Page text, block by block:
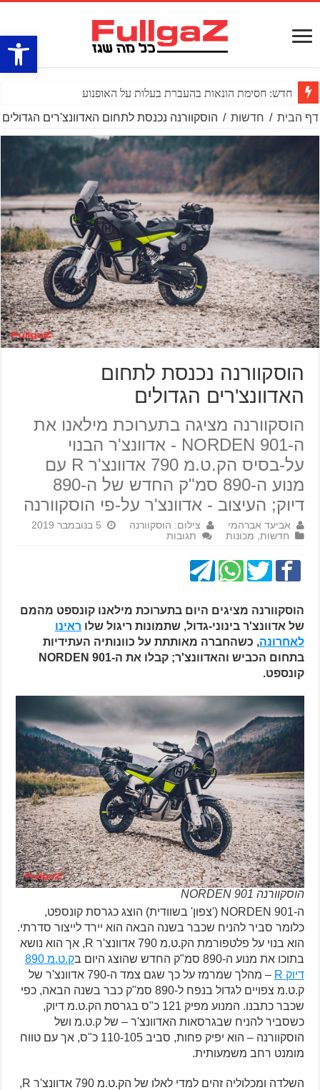
פתח
חדש: חסימת הונאות בהעברת בעלות על האופנוע
דף הבית / חדשות / הוסקוורנה נכנסת לתחום האדוונצ'רים הגדולים
הוסקוורנה נכנסת לתחום
האדוונצ'רים הגדולים
הוסקוורנה מציגה בתערוכת מילאנו את
ה-NORDEN 901 - אדוונצ'ר הבנוי
על-בסיס הק.ט.מ 790 אדוונצ'ר R עם
מנוע ה-890 סמ"ק החדש של ה-890
דיוק; העיצוב - אדוונצ'ר על-פי הוסקוורנה
אביעד אברהמי צילום: הוסקוורנה
5 בנובמבר 2019
חדשות מכונות תגובות
הוסקוורנה מציגים היום בתערוכת מילאנו קונספט מהמם
של אדוונצ'ר בינוני-גדול, שתמונות ריגול שלו ראינו
לאחרונה, כשהחברה מאותתת על כוונותיה העתידיות
בתחום הכביש והאדוונצ'ר; קבלו את ה-NORDEN 901
קונספט.
הוסקוורנה NORDEN 901
ה-NORDEN 901 ('צפון' בשוודית) הוצג כגרסת קונספט,
כלומר סביר להניח שכבר בשנה הבאה הוא יירד לייצור סדרתי.
הוא בנוי על פלטפורמת הק.ט.מ 790 אדוונצ'ר R, אך הוא נושא
בתוכו את מנוע ה-890 סמ"ק החדש שהוצג היום ב
ק.ט.מ 890
דיוק R
– מהלך שמרמז על כך שגם צמד ה-790 אדוונצ'ר של
ק.ט.מ צפויים לגדול בנפח ל-890 סמ"ק כבר בשנה הבאה, כפי
שכבר כתבנו. המנוע מפיק 121 כ"ס בגרסת הק.ט.מ דיוק,
כשסביר להניח שבגרסאות האדוונצ'ר – של ק.ט.מ ושל
הוסקוורנה – הוא יפיק פחות, סביב 110-105 כ"ס, אך עם טווח
מומנט רחב משמעותית.
השלדה ומכלוליה זהים למדי לאלו של הק.ט.מ 790 אדוונצ'ר R,